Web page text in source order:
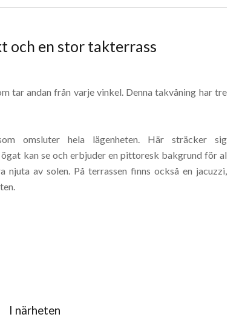
och en stor takterrass
tar andan från varje vinkel. Denna takvåning har tre
omsluter hela lägenheten. Här sträcker sig
kan se och erbjuder en pittoresk bakgrund för al
njuta av solen. På terrassen finns också en jacuzzi,
I närheten